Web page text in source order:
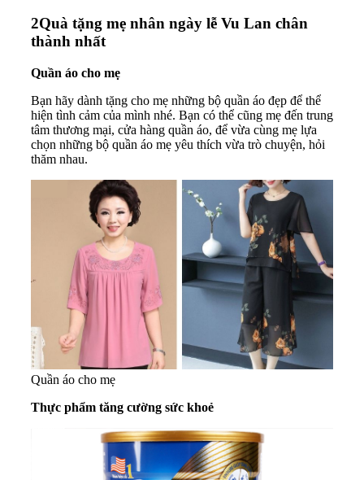
2Quà tặng mẹ nhân ngày lễ Vu Lan chân
thành nhất
Quần áo cho mẹ
Bạn hãy dành tặng cho mẹ những bộ quần áo đẹp để thể
hiện tình cảm của mình nhé. Bạn có thể cũng mẹ đến trung
tâm thương mại, cửa hàng quần áo, để vừa cùng mẹ lựa
chọn những bộ quần áo mẹ yêu thích vừa trò chuyện, hỏi
thăm nhau.
Quần áo cho mẹ
Thực phẩm tăng cường sức khoẻ